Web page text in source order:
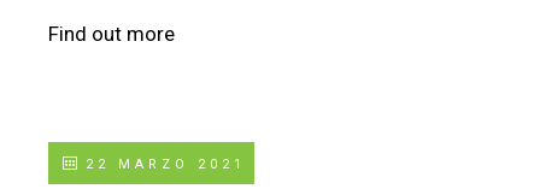
Find out more
22 MARZO 2021